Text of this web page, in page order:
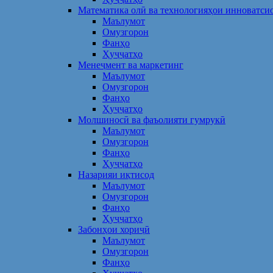
Математика олӣ ва технологияҳои
Маълумот
Омузгорон
Фанҳо
Ҳуҷҷатҳо
Менеҷмент ва маркетинг
Маълумот
Омузгорон
Фанҳо
Ҳуҷҷатҳо
Молшиносӣ ва фаъолияти гумрукӣ
Маълумот
Омузгорон
Фанҳо
Ҳуҷҷатҳо
Назарияи иқтисод
Маълумот
Омузгорон
Фанҳо
Ҳуҷҷатҳо
Забонҳои хориҷӣ
Маълумот
Омузгорон
Фанҳо